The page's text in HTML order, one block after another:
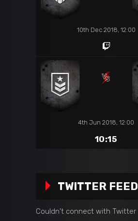
10th Dec 2018, 12:00
4th Jun 2018, 12:00
10:15
TWITTER FEED
Couldn't connect with Twitter